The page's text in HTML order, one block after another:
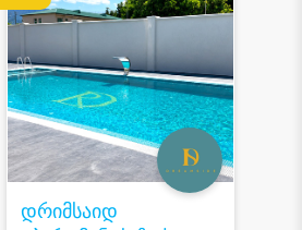
დრიმსაიდ